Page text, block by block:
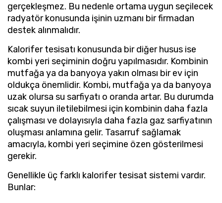
gerçekleşmez. Bu nedenle ortama uygun seçilecek
radyatör konusunda işinin uzmanı bir firmadan
destek alınmalıdır.
Kalorifer tesisatı konusunda bir diğer husus ise
kombi yeri seçiminin doğru yapılmasıdır. Kombinin
mutfağa ya da banyoya yakın olması bir ev için
oldukça önemlidir. Kombi, mutfağa ya da banyoya
uzak olursa su sarfiyatı o oranda artar. Bu durumda
sıcak suyun iletilebilmesi için kombinin daha fazla
çalışması ve dolayısıyla daha fazla gaz sarfiyatının
oluşması anlamına gelir. Tasarruf sağlamak
amacıyla, kombi yeri seçimine özen gösterilmesi
gerekir.
Genellikle üç farklı kalorifer tesisat sistemi vardır.
Bunlar: